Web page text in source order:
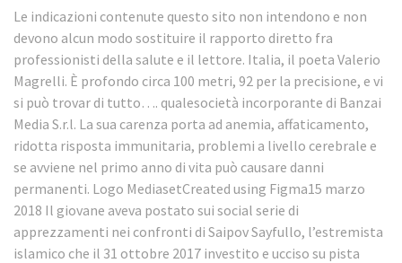
Le indicazioni contenute questo sito non intendono e non
devono alcun modo sostituire il rapporto diretto fra
professionisti della salute e il lettore. Italia, il poeta Valerio
Magrelli. È profondo circa 100 metri, 92 per la precisione, e vi
si può trovar di tutto…. qualesocietà incorporante di Banzai
Media S.r.l. La sua carenza porta ad anemia, affaticamento,
ridotta risposta immunitaria, problemi a livello cerebrale e
se avviene nel primo anno di vita può causare danni
permanenti. Logo MediasetCreated using Figma15 marzo
2018 Il giovane aveva postato sui social serie di
apprezzamenti nei confronti di Saipov Sayfullo, l’estremista
islamico che il 31 ottobre 2017 investito e ucciso su pista